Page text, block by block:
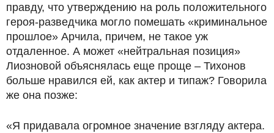
правду, что утверждению на роль положительного
героя-разведчика могло помешать «криминальное
прошлое» Арчила, причем, не такое уж
отдаленное. А может «нейтральная позиция»
Лиозновой объяснялась еще проще – Тихонов
больше нравился ей, как актер и типаж? Говорила
же она позже:
«Я придавала огромное значение взгляду актера.